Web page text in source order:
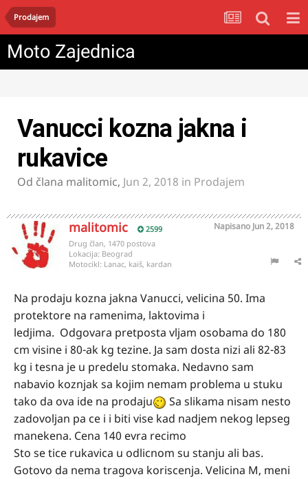
Prodajem
Moto Zajednica
Vanucci kozna jakna i
rukavice
Od člana malitomic, Jun 2, 2018 in Prodajem
malitomic 2599 Napisano Jun 2, 2018
Drug član, 1470 postova
Lokacija: Beograd
Motocikl: Lanac, kaiš, kardan
Na prodaju kozna jakna Vanucci, velicina 50. Ima
protektore na ramenima, laktovima i
ledjima. Odgovara pretposta vljam osobama do 180
cm visine i 80-ak kg tezine. Ja sam dosta nizi ali 82-83
kg i tesna je u predelu stomaka. Nedavno sam
nabavio koznjak sa kojim nemam problema u stuku
tako da ova ide na prodaju
Sa slikama nisam nesto
zadovoljan pa ce i i biti vise kad nadjem nekog lepseg
manekena. Cena 140 evra recimo
Sto se tice rukavica u odlicnom su stanju ali bas.
Gotovo da nema tragova koriscenja. Velicina M, meni